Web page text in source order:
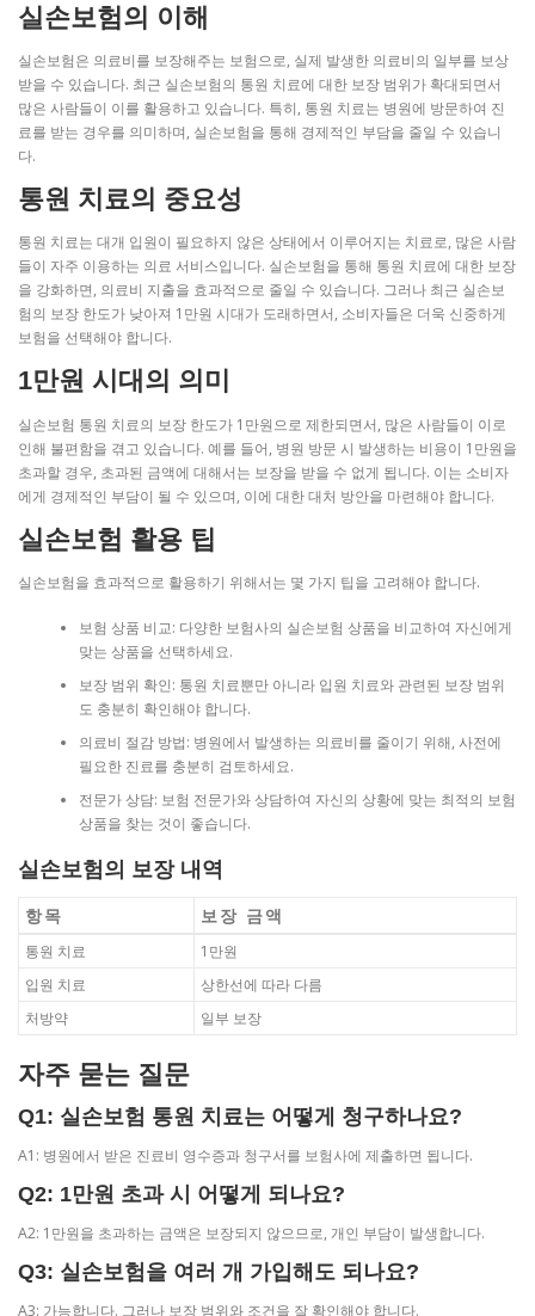
실손보험의 이해
실손보험은 의료비를 보장해주는 보험으로, 실제 발생한 의료비의 일부를 보상
받을 수 있습니다. 최근 실손보험의 통원 치료에 대한 보장 범위가 확대되면서
많은 사람들이 이를 활용하고 있습니다. 특히, 통원 치료는 병원에 방문하여 진
료를 받는 경우를 의미하며, 실손보험을 통해 경제적인 부담을 줄일 수 있습니
다.
통원 치료의 중요성
통원 치료는 대개 입원이 필요하지 않은 상태에서 이루어지는 치료로, 많은 사람
들이 자주 이용하는 의료 서비스입니다. 실손보험을 통해 통원 치료에 대한 보장
을 강화하면, 의료비 지출을 효과적으로 줄일 수 있습니다. 그러나 최근 실손보
험의 보장 한도가 낮아져 1만원 시대가 도래하면서, 소비자들은 더욱 신중하게
보험을 선택해야 합니다.
1만원 시대의 의미
실손보험 통원 치료의 보장 한도가 1만원으로 제한되면서, 많은 사람들이 이로
인해 불편함을 겪고 있습니다. 예를 들어, 병원 방문 시 발생하는 비용이 1만원을
초과할 경우, 초과된 금액에 대해서는 보장을 받을 수 없게 됩니다. 이는 소비자
에게 경제적인 부담이 될 수 있으며, 이에 대한 대처 방안을 마련해야 합니다.
실손보험 활용 팁
실손보험을 효과적으로 활용하기 위해서는 몇 가지 팁을 고려해야 합니다.
보험 상품 비교: 다양한 보험사의 실손보험 상품을 비교하여 자신에게
맞는 상품을 선택하세요.
보장 범위 확인: 통원 치료뿐만 아니라 입원 치료와 관련된 보장 범위
도 충분히 확인해야 합니다.
의료비 절감 방법: 병원에서 발생하는 의료비를 줄이기 위해, 사전에
필요한 진료를 충분히 검토하세요.
전문가 상담: 보험 전문가와 상담하여 자신의 상황에 맞는 최적의 보험
상품을 찾는 것이 좋습니다.
실손보험의 보장 내역
항목 보장 금액
통원 치료
1만원
입원 치료
상한선에 따라 다름
처방약
일부 보장
자주 묻는 질문
Q1: 실손보험 통원 치료는 어떻게 청구하나요?
A1: 병원에서 받은 진료비 영수증과 청구서를 보험사에 제출하면 됩니다.
Q2: 1만원 초과 시 어떻게 되나요?
A2: 1만원을 초과하는 금액은 보장되지 않으므로, 개인 부담이 발생합니다.
Q3: 실손보험을 여러 개 가입해도 되나요?
A3: 가능합니다. 그러나 보장 범위와 조건을 잘 확인해야 합니다.